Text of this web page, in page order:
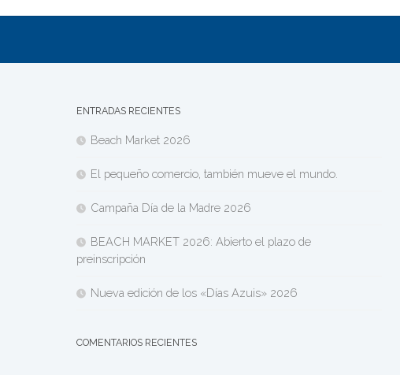
ENTRADAS RECIENTES
Beach Market 2026
El pequeño comercio, también mueve el mundo.
Campaña Día de la Madre 2026
BEACH MARKET 2026: Abierto el plazo de
preinscripción
Nueva edición de los «Días Azuis» 2026
COMENTARIOS RECIENTES